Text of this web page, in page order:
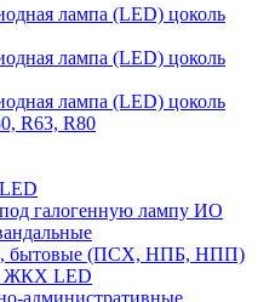
лампа (LED) цоколь
лампа (LED) цоколь
лампа (LED) цоколь
R63, R80
галогенную лампу ИО
бытовые (ПСХ, НПБ, НПП)
ЖКХ LED
административные